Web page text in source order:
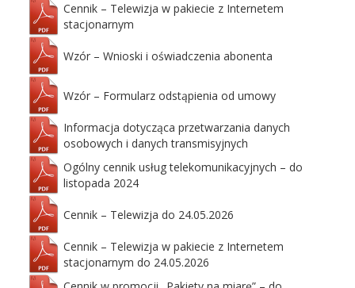
Cennik – Telewizja w pakiecie z Internetem
stacjonarnym
Wzór – Wnioski i oświadczenia abonenta
Wzór – Formularz odstąpienia od umowy
Informacja dotycząca przetwarzania danych
osobowych i danych transmisyjnych
Ogólny cennik usług telekomunikacyjnych – do
listopada 2024
Cennik – Telewizja do 24.05.2026
Cennik – Telewizja w pakiecie z Internetem
stacjonarnym do 24.05.2026